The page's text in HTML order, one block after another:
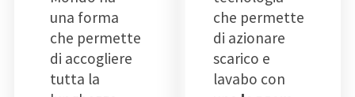
una forma
che permette
di accogliere
tutta la
che permette
di azionare
scarico e
lavabo con